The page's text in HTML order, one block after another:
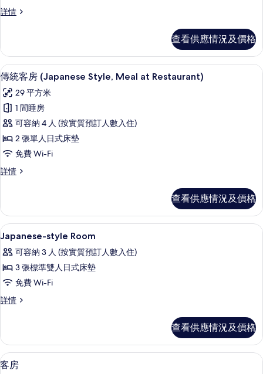
房
Style,
Meal
at
Private
Room)
的
相
片
詳情
傳
(Japanese
Style,
Meal
at
Private
Room)
詳
情
查看供應情況及價格
載
入
所
有
傳
統
房
Style,
Meal
at
Restaurant)
的
相
片
4
傳統客房 (Japanese Style, Meal at Restaurant)
29 平方米
1 間睡房
可容納 4 人 (按實質預訂人數入住)
2 張單人日式床墊
免費 Wi-Fi
詳情
傳
(Japanese
Style,
Meal
Restaurant)
詳
查看供應情況及價格
載
入
所
有
Japanese-
style
相
片
1
Japanese-style Room
可容納 3 人 (按實質預訂人數入住)
3 張標準雙人日式床墊
免費 Wi-Fi
詳情
Japanese-
情
查看供應情況及價格
載 1
客房